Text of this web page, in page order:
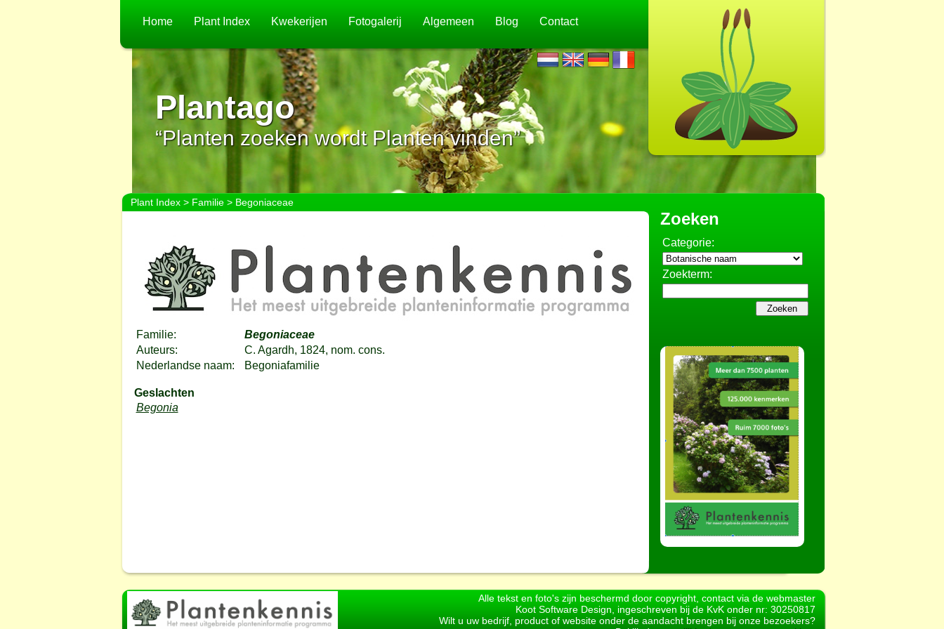
Home Plant Index Kwekerijen Fotogalerij Algemeen Blog Contact
Plantago
“Planten zoeken wordt Planten vinden”
Plant Index> Familie> Begoniaceae
Familie:
Begoniaceae
Auteurs:
C. Agardh, 1824, nom. cons.
Nederlandse naam:
Begoniafamilie
Geslachten
Begonia
Zoeken
Categorie:
Zoekterm:
Alle tekst en foto's zijn beschermd door copyright, contact via de webmaster
Koot Software Design, ingeschreven bij de KvK onder nr: 30250817
Wilt u uw bedrijf, product of website onder de aandacht brengen bij onze bezoekers?